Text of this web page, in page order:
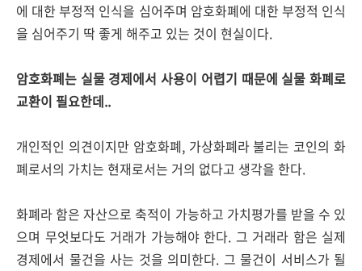
에 대한 부정적 인식을 심어주며 암호화폐에 대한 부정적 인식
을 심어주기 딱 좋게 해주고 있는 것이 현실이다.
암호화폐는 실물 경제에서 사용이 어렵기 때문에 실물 화폐로
교환이 필요한데..
개인적인 의견이지만 암호화폐, 가상화폐라 불리는 코인의 화
폐로서의 가치는 현재로서는 거의 없다고 생각을 한다.
화폐라 함은 자산으로 축적이 가능하고 가치평가를 받을 수 있
으며 무엇보다도 거래가 가능해야 한다. 그 거래라 함은 실제
경제에서 물건을 사는 것을 의미한다. 그 물건이 서비스가 될